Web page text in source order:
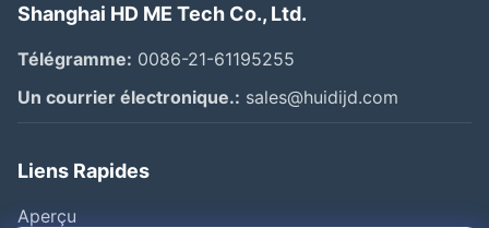
Shanghai HD ME Tech Co., Ltd.
Télégramme: 0086-21-61195255
Un courrier électronique.: sales@huidijd.com
Liens Rapides
Aperçu